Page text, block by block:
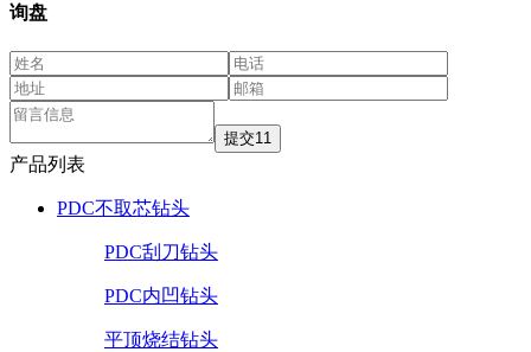
询盘
产品列表
PDC不取芯钻头
PDC刮刀钻头
PDC内凹钻头
平顶烧结钻头